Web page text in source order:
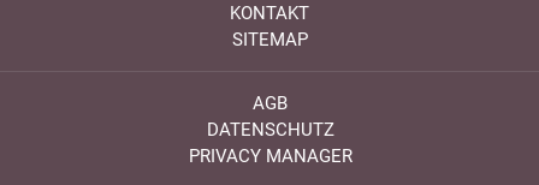
KONTAKT
SITEMAP
AGB
DATENSCHUTZ
PRIVACY MANAGER